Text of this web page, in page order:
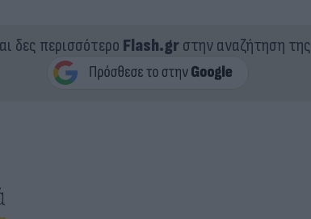
δες περισσότερο Flash.grστην αναζήτηση της